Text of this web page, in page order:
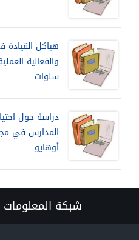
هياكل القيادة
والفعالية
سنوات
دراسة حول
المدارس في
أوهايو
شبكة المعلومات